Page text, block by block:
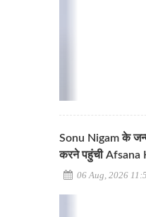
Sonu Nigam के
करने पहुंची Afsana
06 Aug, 2026